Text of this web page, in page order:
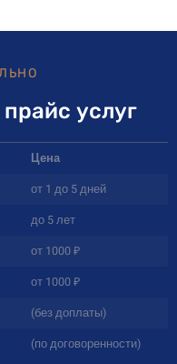
услуг
Цена
от 1 до 5 дней
до 5 лет
от 1000 ₽
от 1000 ₽
(без доплаты)
(по договоренности)